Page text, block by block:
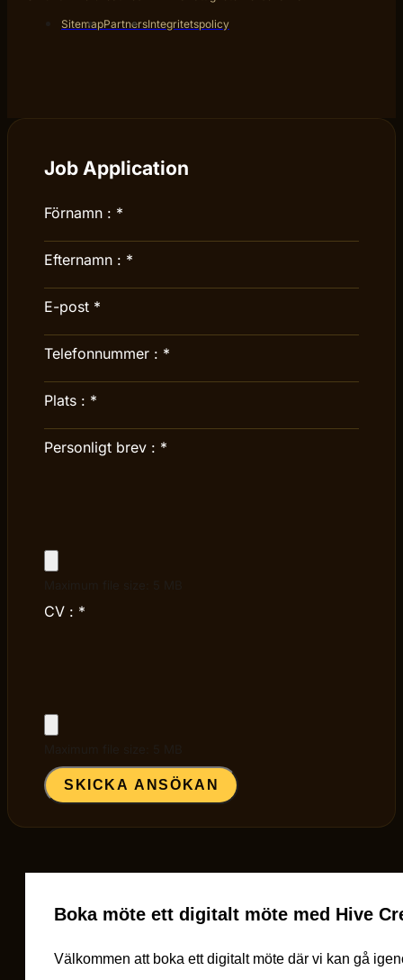
SitemapPartnersIntegritetspolicy
Job Application
Förnamn : *
Efternamn : *
E-post *
Telefonnummer : *
Plats : *
Personligt brev : *
CV : *
SKICKA ANSÖKAN